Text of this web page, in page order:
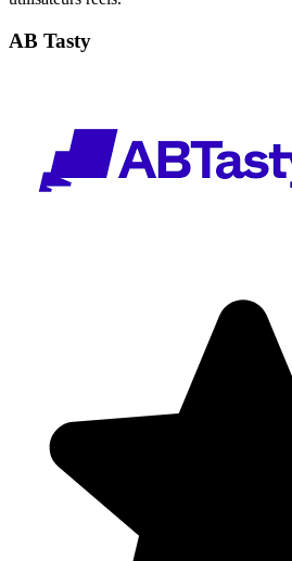
AB Tasty